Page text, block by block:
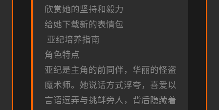
欣赏她的坚持和毅力
给她下载新的表情包
亚纪培养指南
角色特点
亚纪是主角的前同伴，华丽的怪盗
魔术师。她说话方式浮夸，喜爱以
言语逗弄与挑衅旁人，背后隐藏着